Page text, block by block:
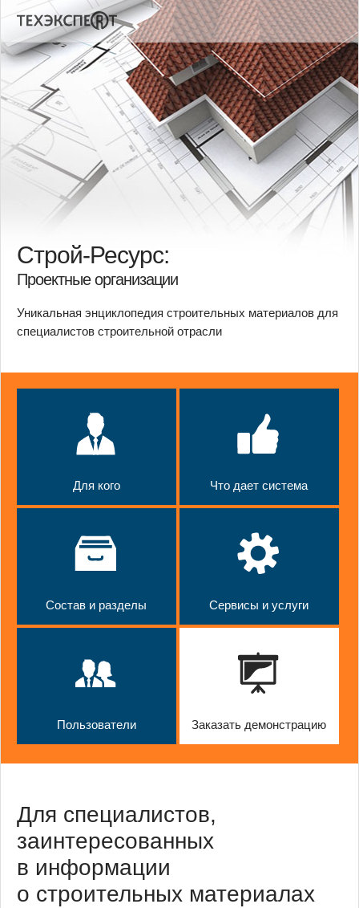
Строй-Ресурс:
Проектные организации
Уникальная энциклопедия строительных материалов для
специалистов строительной отрасли
Для кого Что дает система
Состав и разделы Сервисы и услуги
Пользователи Заказать демонстрацию
Для специалистов,
заинтересованных
в информации
о строительных материалах